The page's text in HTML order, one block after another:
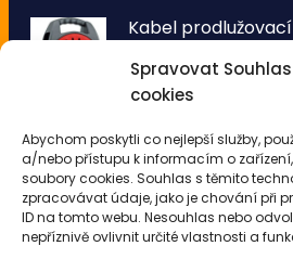
Spravovat
cookies
Abychom poskytli co nejlepší služby,
a/nebo přístupu k informacím o
soubory cookies. Souhlas s těmito
zpracovávat údaje, jako je chování při
ID na tomto webu. Nesouhlas nebo
nepříznivě ovlivnit určité vlastnosti a
Kabel
1 260Kč
drátů 50 LED -
343Kč